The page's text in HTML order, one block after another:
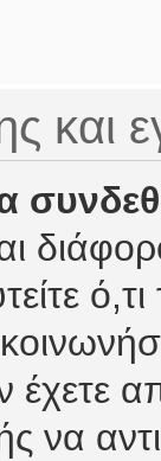
και
έχετε
να